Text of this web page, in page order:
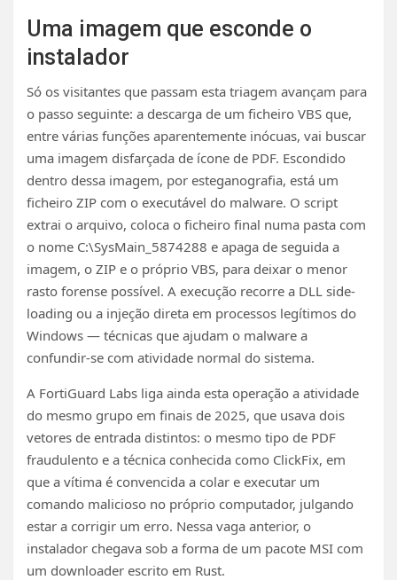
Uma imagem que esconde o
instalador
Só os visitantes que passam esta triagem avançam para
o passo seguinte: a descarga de um ficheiro VBS que,
entre várias funções aparentemente inócuas, vai buscar
uma imagem disfarçada de ícone de PDF. Escondido
dentro dessa imagem, por esteganografia, está um
ficheiro ZIP com o executável do malware. O script
extrai o arquivo, coloca o ficheiro final numa pasta com
o nome C:\SysMain_5874288 e apaga de seguida a
imagem, o ZIP e o próprio VBS, para deixar o menor
rasto forense possível. A execução recorre a DLL side-
loading ou a injeção direta em processos legítimos do
Windows — técnicas que ajudam o malware a
confundir-se com atividade normal do sistema.
A FortiGuard Labs liga ainda esta operação a atividade
do mesmo grupo em finais de 2025, que usava dois
vetores de entrada distintos: o mesmo tipo de PDF
fraudulento e a técnica conhecida como ClickFix, em
que a vítima é convencida a colar e executar um
comando malicioso no próprio computador, julgando
estar a corrigir um erro. Nessa vaga anterior, o
instalador chegava sob a forma de um pacote MSI com
um downloader escrito em Rust.